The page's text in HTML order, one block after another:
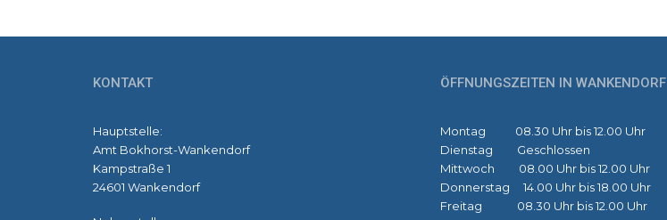
KONTAKT
Hauptstelle:
Amt Bokhorst-Wankendorf
Kampstraße 1
24601 Wankendorf
ÖFFNUNGSZEITEN IN WANKENDORF
Montag 08.30 Uhr bis 12.00 Uhr
Dienstag Geschlossen
Mittwoch 08.00 Uhr bis 12.00 Uhr
Donnerstag 14.00 Uhr bis 18.00 Uhr
Freitag 08.30 Uhr bis 12.00 Uhr